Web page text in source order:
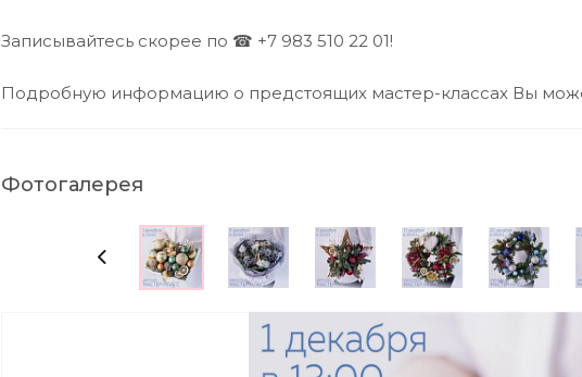
Записывайтесь скорее по ☎ +7 983 510 22 01!
Подробную информацию о предстоящих мастер-классах Вы
Фотогалерея